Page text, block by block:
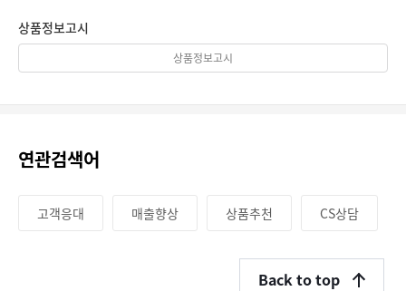
상품정보고시
상품정보고시
연관검색어
고객응대 매출향상 상품추천 CS상담
Back to top